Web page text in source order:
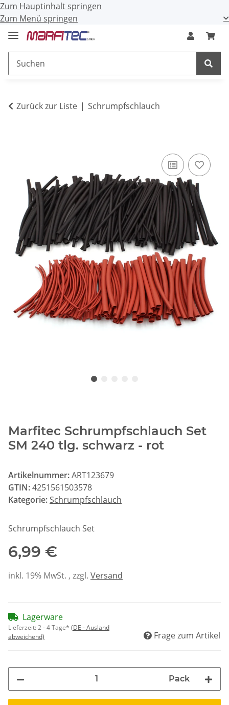
Zum Hauptinhalt springen
Zum Menü springen
Zurück zur Liste Schrumpfschlauch
Marfitec Schrumpfschlauch Set
SM 240 tlg. schwarz - rot
Artikelnummer:ART123679
GTIN:4251561503578
Kategorie: Schrumpfschlauch
Schrumpfschlauch Set
6,99 €
inkl. 19% MwSt. , zzgl. Versand
Lagerware
Lieferzeit:2 - 4 Tage* (DE - Ausland
abweichend)
Frage zum Artikel
Pack